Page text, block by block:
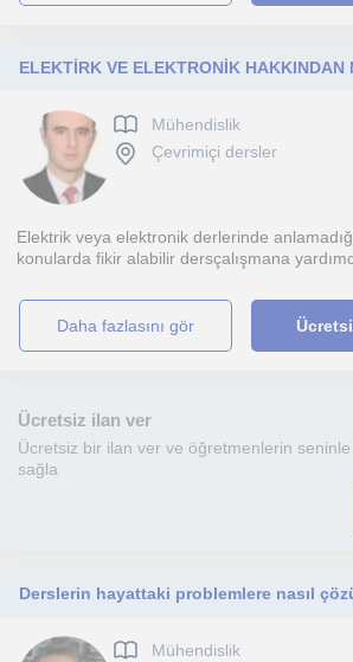
Mühendislik
Çevrimiçi dersler
Elektrik veya elektronik derlerinde
konularda fikir alabilir dersçalışmana
daha fazlasını gör
Ücretsiz ilan ver
Ücretsiz bir ilan ver ve öğretmenlerin
sağla
Mühendislik